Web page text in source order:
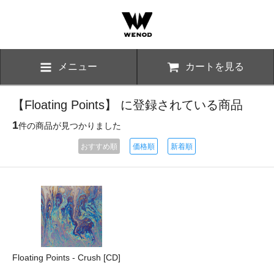
メニュー カートを見る
【Floating Points】 に登録されている商品
1件の商品が見つかりました
おすすめ順 価格順 新着順
Floating Points - Crush [CD]